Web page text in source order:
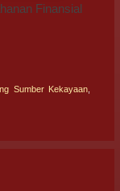
Finansial
Sumber Kekayaan